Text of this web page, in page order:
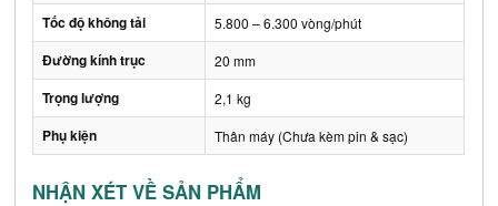
Tốc độ không tải 5.800 – 6.300 vòng/phút
Đường kính trục 20 mm
Trọng lượng 2,1 kg
Phụ kiện Thân máy (Chưa kèm pin & sạc)
NHẬN XÉT VỀ SẢN PHẨM